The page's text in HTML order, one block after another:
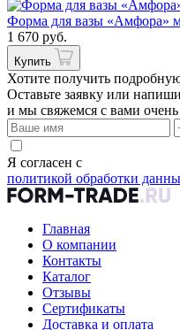
Форма для вазы «Амфора»
1 670 руб.
Купить
Хотите получить
Оставьте заявку или
и мы свяжемся с вами очень
Я согласен с
политикой обработки
Главная
О компании
Контакты
Каталог
Отзывы
Сертификаты
Доставка и оплата